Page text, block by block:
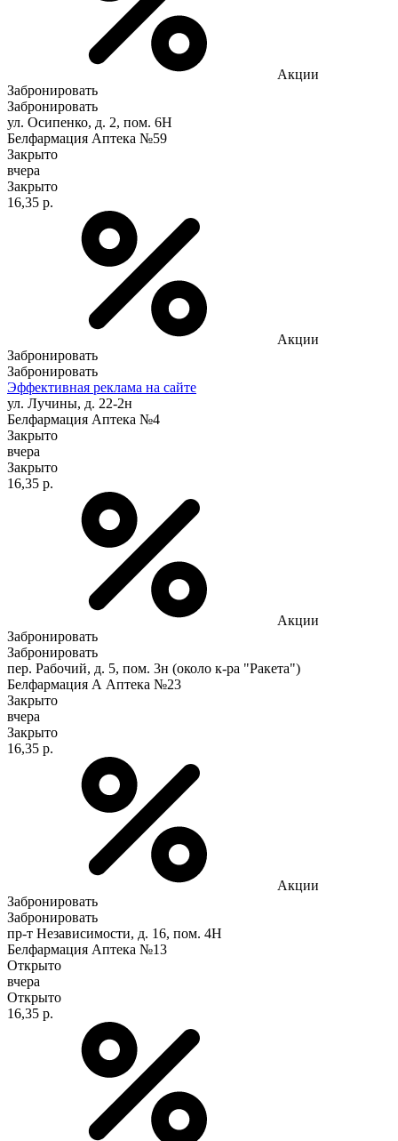
Акции
Забронировать
Забронировать
ул. Осипенко, д. 2, пом. 6Н
Белфармация Аптека №59
Закрыто
вчера
Закрыто
16,35 р.
Акции
Забронировать
Забронировать
Эффективная реклама на сайте
ул. Лучины, д. 22-2н
Белфармация Аптека №4
Закрыто
вчера
Закрыто
16,35 р.
Акции
Забронировать
Забронировать
пер. Рабочий, д. 5, пом. 3н (около к-ра "Ракета")
Белфармация А Аптека №23
Закрыто
вчера
Закрыто
16,35 р.
Акции
Забронировать
Забронировать
пр-т Независимости, д. 16, пом. 4Н
Белфармация Аптека №13
Открыто
вчера
Открыто
16,35 р.